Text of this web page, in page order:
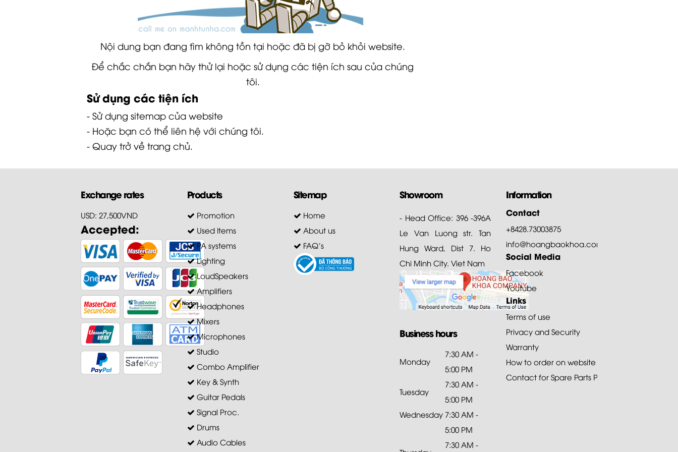
Nội dung bạn đang tìm không tồn tại hoặc đã bị gỡ bỏ khỏi website.
Để chắc chắn bạn hãy thử lại hoặc sử dụng các tiện ích sau của chúng
tôi.
Sử dụng các tiện ích
- Sử dụng sitemap của website
- Hoặc bạn có thể liên hệ với chúng tôi.
- Quay trở về trang chủ.
Exchange rates
USD: 27,500VND
Accepted:
Products
Promotion
Used Items
PA systems
Lighting
LoudSpeakers
Amplifiers
Headphones
Mixers
Microphones
Studio
Combo Amplifier
Key & Synth
Guitar Pedals
Signal Proc.
Drums
Audio Cables
Sitemap
Home
About us
FAQ's
Showroom
- Head Office: 396 -396A
Le Van Luong str. Tan
Hung Ward, Dist 7. Ho
Chi Minh City. Viet Nam
Business hours
Monday
7:30 AM -
5:00 PM
Tuesday
7:30 AM -
5:00 PM
Wednesday 7:30 AM -
5:00 PM
7:30 AM -
Information
Contact
+8428.73003875
info@hoangbaokhoa.com
Social Media
Facebook
Youtube
Links
Terms of use
Privacy and Security
Warranty
How to order on website
Contact for Spare Parts Purchase